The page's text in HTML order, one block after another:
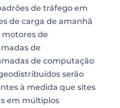
de tráfego em
de carga de amanhã
motores de
de
de computação
serão
à medida que sites
em múltiplos